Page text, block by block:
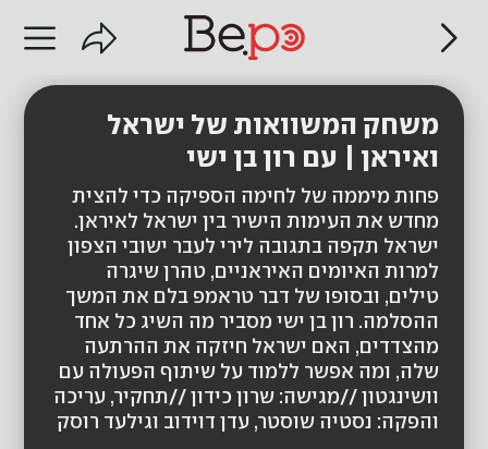
משחק המשוואות של ישראל
ואיראן | עם רון בן ישי
פחות מיממה של לחימה הספיקה כדי להצית
מחדש את העימות הישיר בין ישראל לאיראן.
ישראל תקפה בתגובה לירי לעבר ישובי הצפון
למרות האיומים האיראניים, טהרן שיגרה
טילים, ובסופו של דבר טראמפ בלם את המשך
ההסלמה. רון בן ישי מסביר מה השיג כל אחד
מהצדדים, האם ישראל חיזקה את ההרתעה
שלה, ומה אפשר ללמוד על שיתוף הפעולה עם
וושינגטון //מגישה: שרון כידון //תחקיר, עריכה
והפקה: נסטיה שוסטר, עדן דוידוב וגילעד רוסק